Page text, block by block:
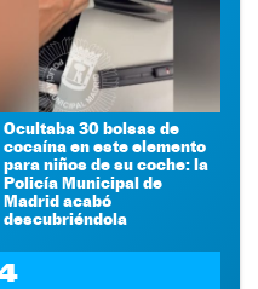
Ocultaba 30 bolsas de
cocaína en este elemento
para niños de su coche: la
Policía Municipal de
Madrid acabó
descubriéndola